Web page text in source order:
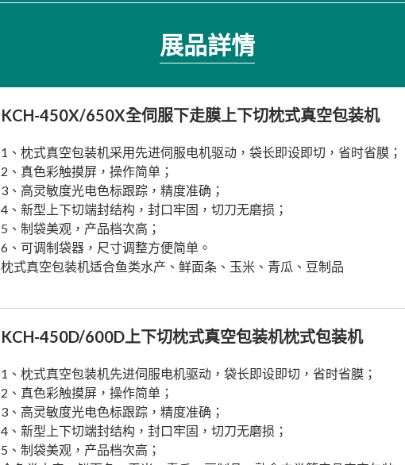
展品詳情
KCH-450X/650X全伺服下走膜上下切枕式真空包装机
1、枕式真空包装机采用先进伺服电机驱动，袋长即设即切，省时省膜；
2、真色彩触摸屏，操作简单；
3、高灵敏度光电色标跟踪，精度准确；
4、新型上下切端封结构，封口牢固，切刀无磨损；
5、制袋美观，产品档次高；
6、可调制袋器，尺寸调整方便简单。
枕式真空包装机适合鱼类水产、鲜面条、玉米、青瓜、豆制品
KCH-450D/600D上下切枕式真空包装机枕式包装机
1、枕式真空包装机先进伺服电机驱动，袋长即设即切，省时省膜；
2、真色彩触摸屏，操作简单；
3、高灵敏度光电色标跟踪，精度准确；
4、新型上下切端封结构，封口牢固，切刀无磨损；
5、制袋美观，产品档次高；